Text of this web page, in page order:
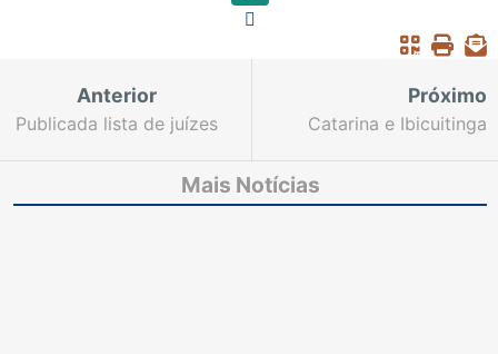
Anterior
Publicada lista de juízes
de desembargador do
TJCE
Próximo
Catarina e Ibicuitinga
novos tramitando em
comarcas agregadoras
Mais Notícias